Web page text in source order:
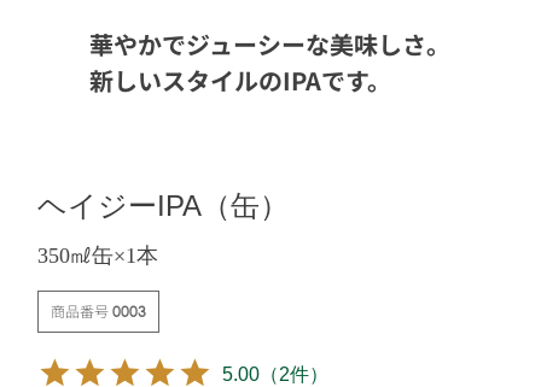
華やかでジューシーな美味しさ。
新しいスタイルのIPAです。
ヘイジーIPA（缶）
350㎖缶×1本
商品番号0003
5.00 （2件）